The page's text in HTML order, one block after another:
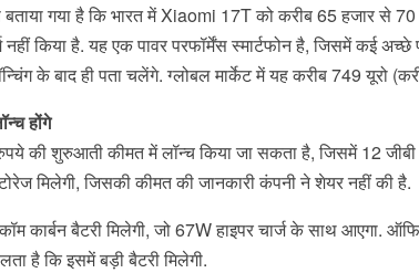
से बताया गया है कि भारत में Xiaomi 17T को करीब 65 हजार से
किया है. यह एक पावर परफॉर्मेंस स्मार्टफोन है, जिसमें कई
के बाद ही पता चलेंगे. ग्लोबल मार्केट में यह करीब 749 यूरो
होंगे
की शुरुआती कीमत में लॉन्च किया जा सकता है, जिसमें 12
मिलेगी, जिसकी कीमत की जानकारी कंपनी ने शेयर नहीं की है.
कार्बन बैटरी मिलेगी, जो 67W हाइपर चार्ज के साथ आएगा.
है कि इसमें बड़ी बैटरी मिलेगी.